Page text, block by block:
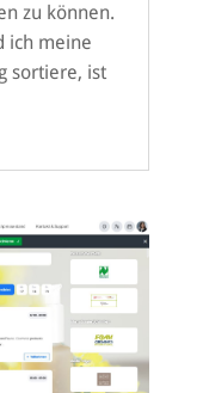
zu können.
ich meine
sortiere, ist